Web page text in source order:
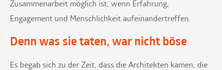
Zusammenarbeit möglich ist, wenn Erfahrung,
Engagement und Menschlichkeit aufeinandertreffen.
Denn was sie taten, war nicht böse
Es begab sich zu der Zeit, dass die Architekten kamen, die